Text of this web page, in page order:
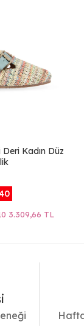
Kadın Düz
3.309,66 TL